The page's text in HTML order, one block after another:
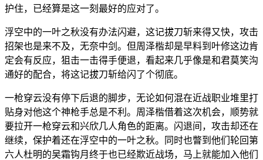
护住，已经算是这一刻最好的应对了。
浮空中的一叶之秋没有办法闪避，这记拔刀斩来得又快，攻击
招架也是来不及，无奈中剑。但周泽楷却是早料到叶修这边肯
定会有反应，狙击一击得手便退，看起来几乎像是和君莫笑沟
通好的配合，将这记拔刀斩给闪了个彻底。
一枪穿云没有停下后退的脚步，无论如何混在近战职业堆里打
贴身对他这个神枪手总是不利。周泽楷借着这次机会，顺势就
要拉开一枪穿云和兴欣几人角色的距离。闪退间，攻击却还在
继续，保护着还在浮空中的一叶之秋。同时也瞥到他们轮回第
六人杜明的吴霜钩月终于也已经欺近战场，马上就能加入他们